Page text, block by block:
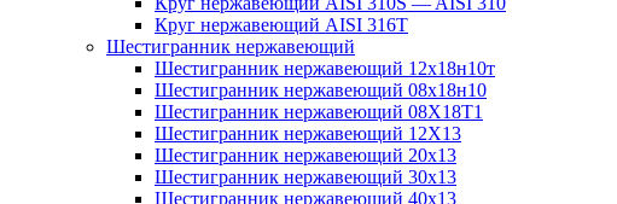
Круг нержавеющий AISI 316T
Шестигранник нержавеющий
Шестигранник нержавеющий 12х18н10т
Шестигранник нержавеющий 08х18н10
Шестигранник нержавеющий 08Х18Т1
Шестигранник нержавеющий 12Х13
Шестигранник нержавеющий 20х13
Шестигранник нержавеющий 30х13
Шестигранник нержавеющий 40х13